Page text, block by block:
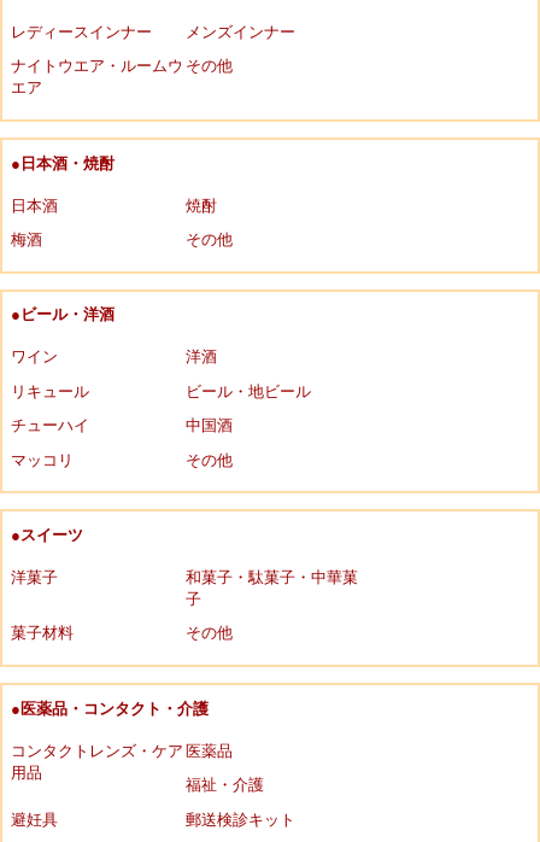
レディースインナー
メンズインナー
ナイトウエア・ルームウ
エア
その他
●日本酒・焼酎
日本酒
焼酎
梅酒
その他
●ビール・洋酒
ワイン
洋酒
リキュール
ビール・地ビール
チューハイ
中国酒
マッコリ
その他
●スイーツ
洋菓子
和菓子・駄菓子・中華菓
子
菓子材料
その他
●医薬品・コンタクト・介護
コンタクトレンズ・ケア
用品
医薬品
福祉・介護
避妊具
郵送検診キット